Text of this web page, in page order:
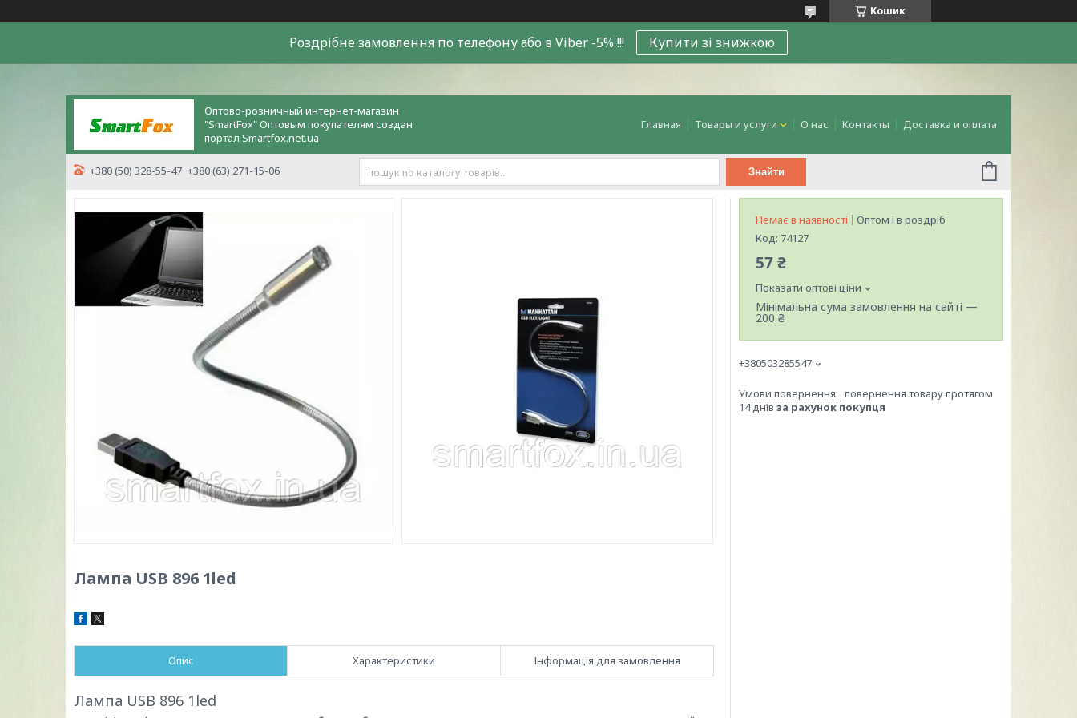
Кошик
Роздрiбне замовлення по телефону або в Viber -5% !!! Купити зі знижкою
Оптово-розничный интернет-магазин
"SmartFox" Оптовым покупателям создан
портал Smartfox.net.ua
Главная Товары и услуги О нас Контакты Доставка и оплата
+380 (50) 328-55-47 +380 (63) 271-15-06 Знайти
Лампа USB 896 1led
Опис Характеристики Інформація для замовлення
Лампа USB 896 1led
Немає в наявності
Оптом і в роздріб
Код: 74127
57 ₴
Показати оптові ціни
Мінімальна сума замовлення на сайті —
200 ₴
+380503285547
повернення товару протягом
14 днів за рахунок покупця